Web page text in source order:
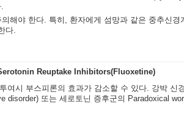
해야 한다. 특히, 환자에게 섬망과 같은 중추신경
다.
Reuptake Inhibitors(Fluoxetine)
여시 부스피론의 효과가 감소할 수 있다. 강박 신
disorder) 또는 세로토닌 증후군의 Paradoxical